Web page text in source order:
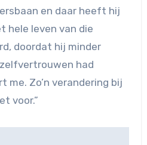
en daar heeft hij
hele leven van die
doordat hij minder
had
me. Zo’n verandering bij
voor.”